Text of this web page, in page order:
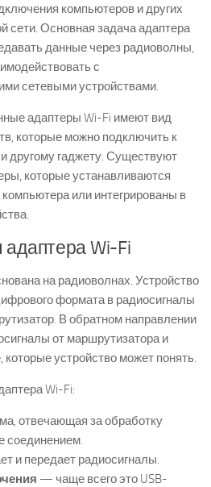
компьютеров и других
сети. Основная задача адаптера
данные через радиоволны,
с
сетевыми устройствами.
адаптеры Wi-Fi имеют вид
которые можно подключить к
другому гаджету. Существуют
которые устанавливаются
или интегрированы в
Wi-Fi
на радиоволнах. Устройство
формата в радиосигналы
В обратном направлении
от маршрутизатора и
устройство может понять.
Wi-Fi:
отвечающая за обработку
соединением.
и передает радиосигналы.
— чаще всего это USB-